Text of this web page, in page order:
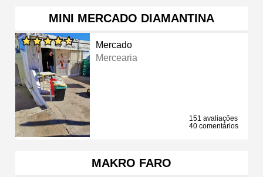
MINI MERCADO DIAMANTINA
Mercado
Mercearia
151 avaliações
40 comentários
MAKRO FARO